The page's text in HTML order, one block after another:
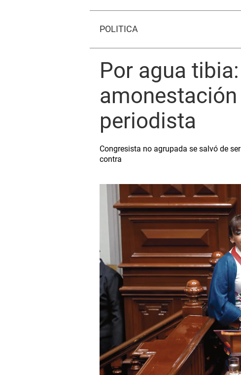
POLÍTICA
Por agua
periodista
Congresista no agrupada se salvó de
contra